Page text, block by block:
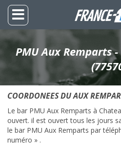
PMU Aux Remparts
COORDONEES DU AUX
Le bar PMU Aux Remparts à
ouvert. il est ouvert tous les jours
le bar PMU Aux Remparts par
numéro » .